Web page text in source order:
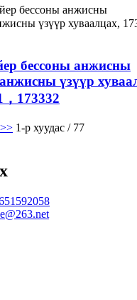
бессоны анжисны
үзүүр
，173332
>> 1-р хуудас / 77